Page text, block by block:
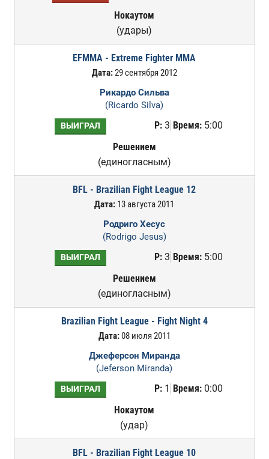
Нокаутом
(удары)
EFMMA - Extreme Fighter MMA
Дата:29 сентября 2012
Рикардо Сильва
(Ricardo Silva)
ВЫИГРАЛ Р:3 Время:5:00
Решением
(единогласным)
BFL - Brazilian Fight League 12
Дата: 13 августа 2011
Родриго Хесус
(Rodrigo Jesus)
ВЫИГРАЛ Р:3 Время:5:00
Решением
(единогласным)
Brazilian Fight League - Fight Night 4
Дата:08 июля 2011
Джеферсон Миранда
(Jeferson Miranda)
ВЫИГРАЛ Р:1 Время:0:00
Нокаутом
(удар)
BFL - Brazilian Fight League 10